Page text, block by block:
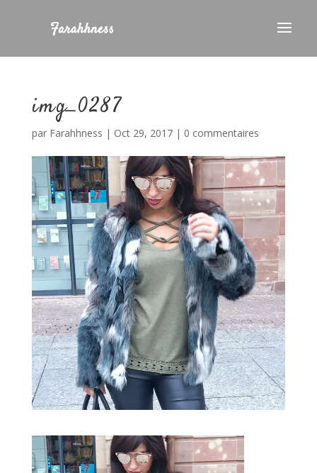
img_0287
par Farahhness | Oct 29, 2017| 0 commentaires